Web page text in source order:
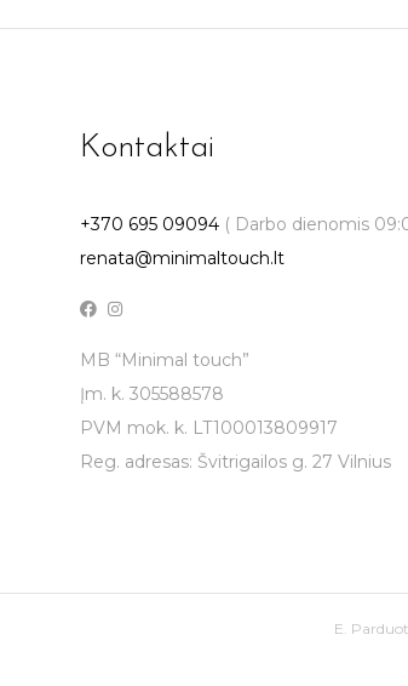
Kontaktai
+370 695 09094 ( Darbo dienomis
renata@minimaltouch.lt
MB “Minimal touch”
Įm. k. 305588578
PVM mok. k. LT100013809917
Reg. adresas: Švitrigailos g. 27 Vilnius
E.